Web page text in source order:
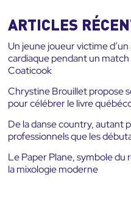
site
ARTICLES
Un jeune joueur victime
cardiaque pendant un match
Coaticook
Chrystine Brouillet propose
pour célébrer le livre
De la danse country, autant
professionnels que les
Le Paper Plane, symbole du
la mixologie moderne